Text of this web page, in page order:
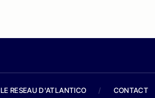
LE RESEAU D'ATLANTICO / CONTACT